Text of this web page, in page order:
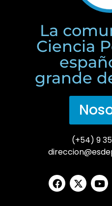
La
Ciencia
grande
(+54) 9